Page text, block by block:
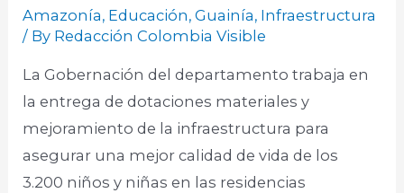
Amazonía, Educación,Guainía, Infraestructura
/ By Redacción Colombia Visible
La Gobernación del departamento trabaja en
la entrega de dotaciones materiales y
mejoramiento de la infraestructura para
asegurar una mejor calidad de vida de los
3.200 niños y niñas en las residencias